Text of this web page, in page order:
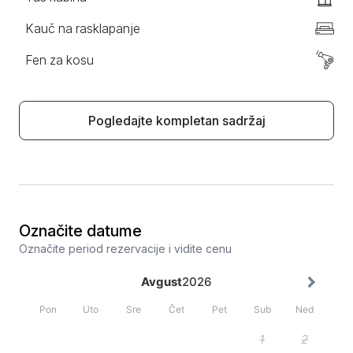
Kauč na rasklapanje
Fen za kosu
Pogledajte kompletan sadržaj
Označite datume
Označite period rezervacije i vidite cenu